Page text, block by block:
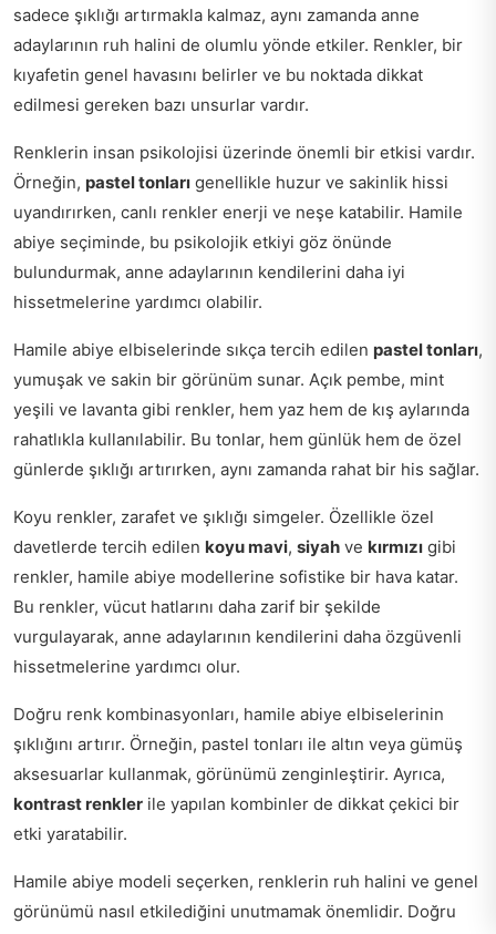
sadece şıklığı artırmakla kalmaz, aynı zamanda anne
adaylarının ruh halini de olumlu yönde etkiler. Renkler, bir
kıyafetin genel havasını belirler ve bu noktada dikkat
edilmesi gereken bazı unsurlar vardır.
Renklerin insan psikolojisi üzerinde önemli bir etkisi vardır.
Örneğin, pastel tonları genellikle huzur ve sakinlik hissi
uyandırırken, canlı renkler enerji ve neşe katabilir. Hamile
abiye seçiminde, bu psikolojik etkiyi göz önünde
bulundurmak, anne adaylarının kendilerini daha iyi
hissetmelerine yardımcı olabilir.
Hamile abiye elbiselerinde sıkça tercih edilen pastel tonları,
yumuşak ve sakin bir görünüm sunar. Açık pembe, mint
yeşili ve lavanta gibi renkler, hem yaz hem de kış aylarında
rahatlıkla kullanılabilir. Bu tonlar, hem günlük hem de özel
günlerde şıklığı artırırken, aynı zamanda rahat bir his sağlar.
Koyu renkler, zarafet ve şıklığı simgeler. Özellikle özel
davetlerde tercih edilen koyu mavi, siyah ve kırmızı gibi
renkler, hamile abiye modellerine sofistike bir hava katar.
Bu renkler, vücut hatlarını daha zarif bir şekilde
vurgulayarak, anne adaylarının kendilerini daha özgüvenli
hissetmelerine yardımcı olur.
Doğru renk kombinasyonları, hamile abiye elbiselerinin
şıklığını artırır. Örneğin, pastel tonları ile altın veya gümüş
aksesuarlar kullanmak, görünümü zenginleştirir. Ayrıca,
kontrast renkler ile yapılan kombinler de dikkat çekici bir
etki yaratabilir.
Hamile abiye modeli seçerken, renklerin ruh halini ve genel
görünümü nasıl etkilediğini unutmamak önemlidir. Doğru